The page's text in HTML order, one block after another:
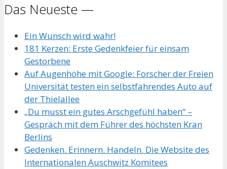
Das Neueste —
Ein Wunsch wird wahr!
181 Kerzen: Erste Gedenkfeier für einsam
Gestorbene
Auf Augenhöhe mit Google: Forscher der Freien
Universität testen ein selbstfahrendes Auto auf
der Thielallee
„Du musst ein gutes Arschgefühl haben“ –
Gespräch mit dem Führer des höchsten Kran
Berlins
Gedenken. Erinnern. Handeln. Die Website des
Internationalen Auschwitz Komitees